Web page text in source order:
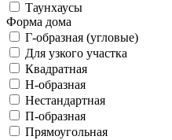
Таунхаусы
Форма дома
Г-образная (угловые)
Для узкого участка
Квадратная
Н-образная
Нестандартная
П-образная
Прямоугольная